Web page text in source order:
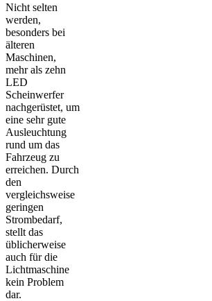
Nicht selten
werden,
besonders bei
älteren
Maschinen,
mehr als zehn
LED
Scheinwerfer
nachgerüstet, um
eine sehr gute
Ausleuchtung
rund um das
Fahrzeug zu
erreichen. Durch
den
vergleichsweise
geringen
Strombedarf,
stellt das
üblicherweise
auch für die
Lichtmaschine
kein Problem
dar.